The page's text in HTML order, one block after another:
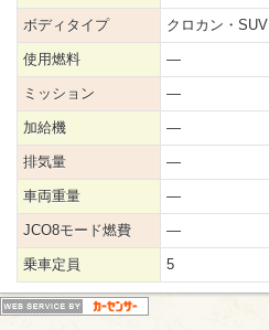
ボディタイプ クロカン・SUV
使用燃料 ―
ミッション ―
加給機 ―
排気量 ―
車両重量 ―
JCO8モード燃費 ―
乗車定員 5